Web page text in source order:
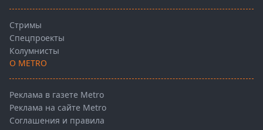
Стримы
Спецпроекты
Колумнисты
О METRO
Реклама в газете Metro
Реклама на сайте Metro
Соглашения и правила